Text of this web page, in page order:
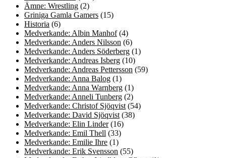
Ämne: Wrestling (2)
Griniga Gamla Gamers (15)
Historia (6)
Medverkande: Albin Manhof(4)
Medverkande: Anders Nilsson (6)
Medverkande: Anders Söderberg (1)
Medverkande: Andreas Isberg (10)
Medverkande: Andreas Pettersson (59)
Medverkande: Anna Balog (1)
Medverkande: Anna Warnberg (1)
Medverkande: Anneli Tunberg (2)
Medverkande: Christof Sjöqvist (54)
Medverkande: David Sjöqvist (38)
Medverkande: Elin Linder(16)
Medverkande: Emil Thell (33)
Medverkande: Emilie Ihre (1)
Medverkande: Erik Svensson (55)